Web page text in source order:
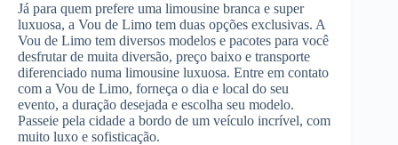
Já para quem prefere uma limousine branca e super
luxuosa, a Vou de Limo tem duas opções exclusivas. A
Vou de Limo tem diversos modelos e pacotes para você
desfrutar de muita diversão, preço baixo e transporte
diferenciado numa limousine luxuosa. Entre em contato
com a Vou de Limo, forneça o dia e local do seu
evento, a duração desejada e escolha seu modelo.
Passeie pela cidade a bordo de um veículo incrível, com
muito luxo e sofisticação.